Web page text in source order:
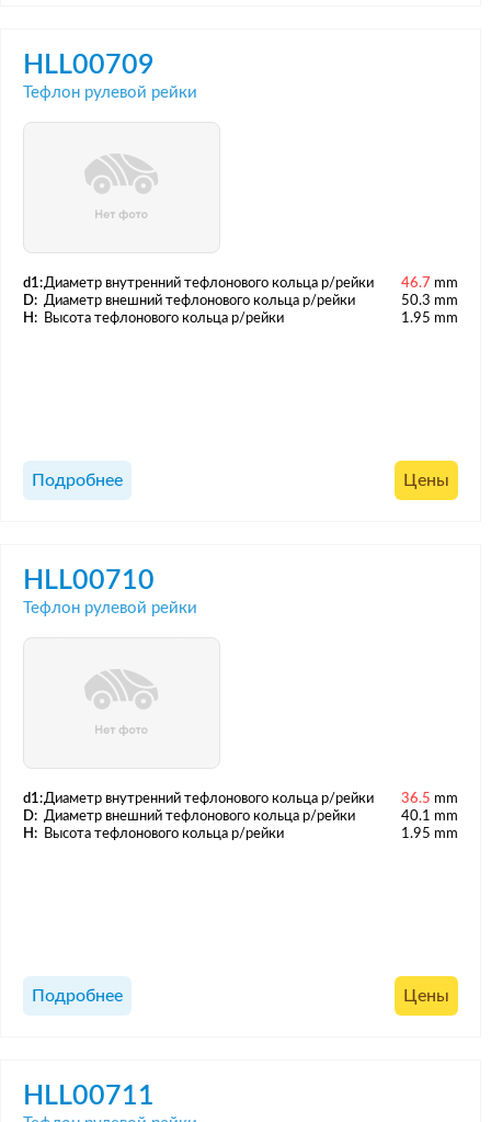
HLL00709
Тефлон рулевой рейки
d1:Диаметр внутренний тефлонового кольца р/рейки 46.7 mm
D: Диаметр внешний тефлонового кольца р/рейки
50.3 mm
H:
Высота тефлонового кольца р/рейки 1.95 mm
Подробнее Цены
HLL00710
Тефлон рулевой рейки
d1:Диаметр внутренний тефлонового кольца р/рейки 36.5 mm
D: Диаметр внешний тефлонового кольца р/рейки
40.1 mm
H:
Высота тефлонового кольца р/рейки 1.95 mm
Подробнее Цены
HLL00711